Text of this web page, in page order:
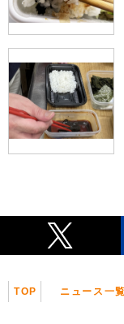
TOP ニュース一覧